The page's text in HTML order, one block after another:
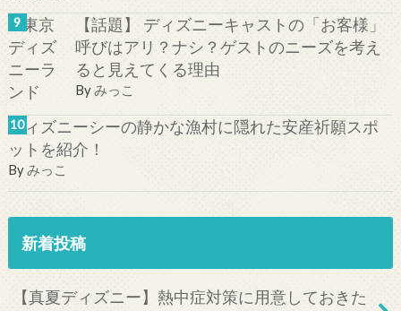
【話題】 ディズニーキャストの「お客様」
呼びはアリ？ナシ？ゲストのニーズを考え
ると見えてくる理由
By みっこ
ディズニーシーの静かな漁村に隠れた安産祈願スポ
ットを紹介！
Byみっこ
新着投稿
【真夏ディズニー】熱中症対策に用意しておきた